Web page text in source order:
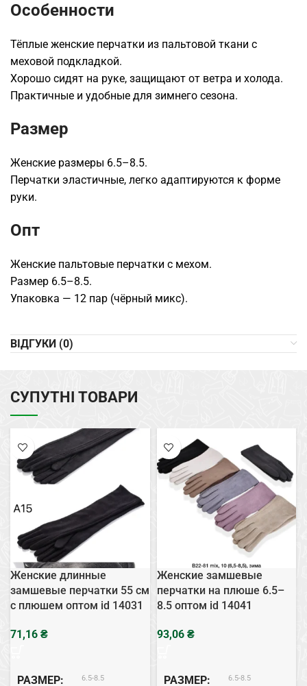
Особенности
Тёплые женские перчатки из пальтовой ткани с
меховой подкладкой.
Хорошо сидят на руке, защищают от ветра и холода.
Практичные и удобные для зимнего сезона.
Размер
Женские размеры 6.5–8.5.
Перчатки эластичные, легко адаптируются к форме
руки.
Опт
Женские пальтовые перчатки с мехом.
Размер 6.5–8.5.
Упаковка — 12 пар (чёрный микс).
ВІДГУКИ (0)
СУПУТНІ ТОВАРИ
Женские длинные
замшевые перчатки 55 см
с плюшем оптом id 14031
₴
РАЗМЕР 6.5-8.5
Женские замшевые
перчатки на плюше 6.5–
8.5 оптом id 14041
₴
РАЗМЕР 6.5-8.5